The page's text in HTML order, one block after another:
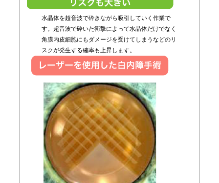
水晶体を超音波で砕きながら吸引していく作業で
す。超音波で砕いた衝撃によって水晶体だけでなく
角膜内皮細胞にもダメージを受けてしまうなどのリ
スクが発生する確率も上昇します。